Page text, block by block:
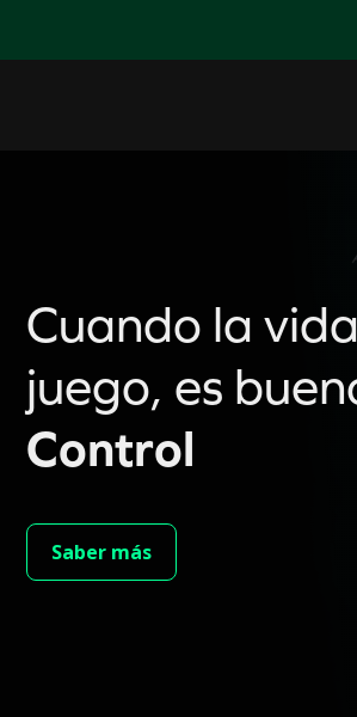
Cuando la
juego, es
Control
Saber más